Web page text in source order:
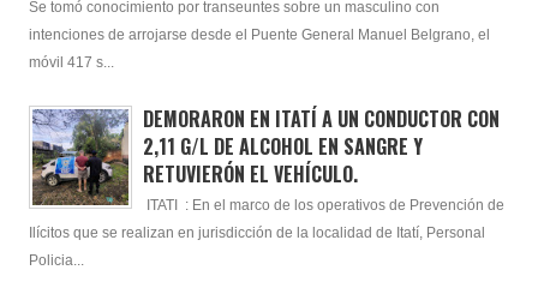
Se tomó conocimiento por transeuntes sobre un masculino con
intenciones de arrojarse desde el Puente General Manuel Belgrano, el
móvil 417 s...
DEMORARON EN ITATÍ A UN CONDUCTOR CON
2,11 G/L DE ALCOHOL EN SANGRE Y
RETUVIERÓN EL VEHÍCULO.
ITATI : En el marco de los operativos de Prevención de
Ilícitos que se realizan en jurisdicción de la localidad de Itatí, Personal
Policia...